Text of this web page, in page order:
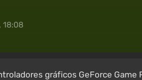
18:08
gráficos GeForce